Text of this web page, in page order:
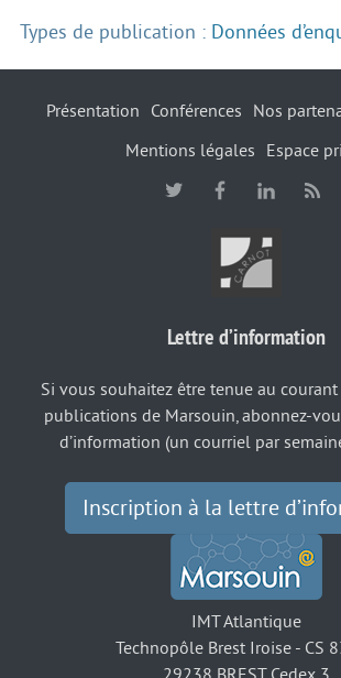
Types de publication : Données
Présentation Conférences Nos
Mentions légales
Espace
Lettre d’information
Si vous souhaitez être tenue au
publications de Marsouin, abonnez-
d’information (un courriel par
Inscription à la lettre
IMT Atlantique
Technopôle Brest Iroise - CS